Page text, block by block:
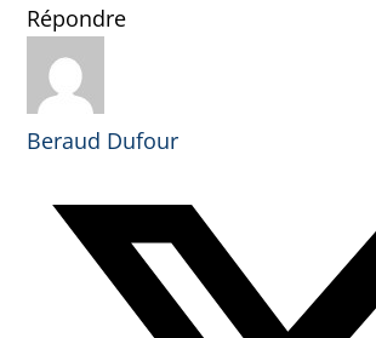
Répondre
Beraud Dufour